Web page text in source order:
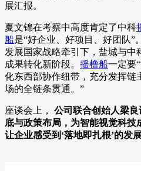
展汇报。
夏文锦在考察中高度肯定了中科
船是“好企业、好项目、好团队”
发展国家战略牵引下，盐城与中
成果转化新阶段。 摇橹船一定要
化东西部协作纽带，充分发挥链
场的全链条贯通。”
座谈会上，
公司联合创始人梁
底与政策布局，为智能视觉科技
让企业感受到‘落地即扎根’的发